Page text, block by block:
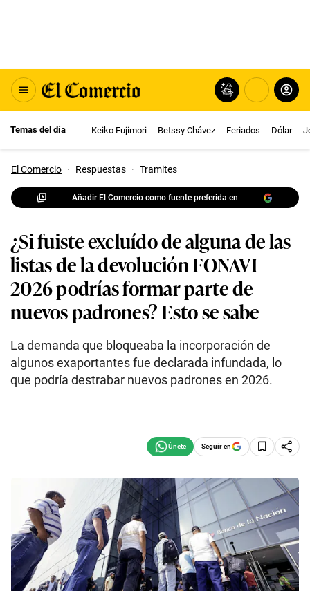
Temas del día Keiko Fujimori Betssy Chávez Feriados Dólar
El Comercio · Respuestas · Tramites
Añadir El Comercio como fuente preferida en
¿Si fuiste excluído de alguna de las
listas de la devolución FONAVI
2026 podrías formar parte de
nuevos padrones? Esto se sabe
La demanda que bloqueaba la incorporación de
algunos exaportantes fue declarada infundada, lo
que podría destrabar nuevos padrones en 2026.
Seguir en